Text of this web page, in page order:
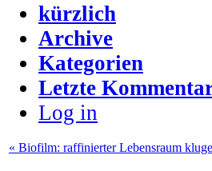
kürzlich
Archive
Kategorien
Letzte
Log in
« Biofilm: raffinierter Lebensraum